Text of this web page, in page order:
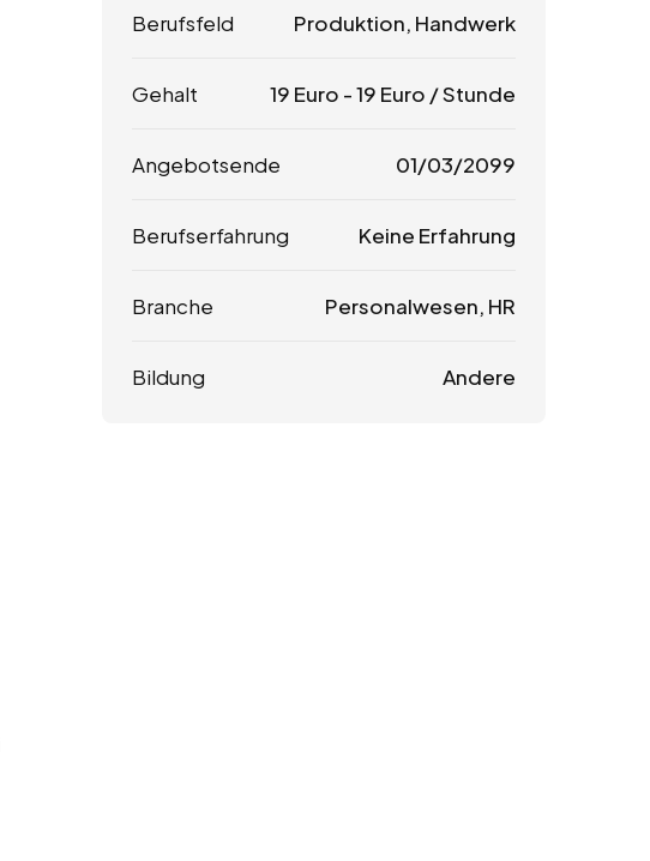
Berufsfeld Produktion, Handwerk
Gehalt 19 Euro -19 Euro / Stunde
Angebotsende 01/03/2099
Berufserfahrung Keine Erfahrung
Branche Personalwesen, HR
Bildung Andere